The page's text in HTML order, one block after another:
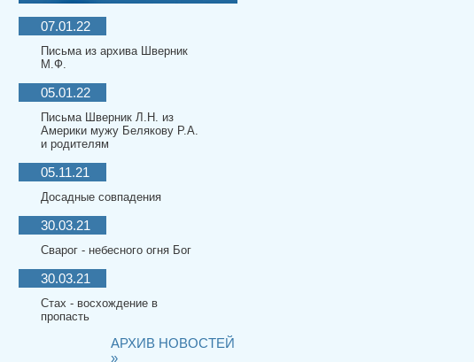
07.01.22
Письма из архива Шверник
М.Ф.
05.01.22
Письма Шверник Л.Н. из
Америки мужу Белякову Р.А.
и родителям
05.11.21
Досадные совпадения
30.03.21
Сварог - небесного огня Бог
30.03.21
Стах - восхождение в
пропасть
АРХИВ НОВОСТЕЙ
»